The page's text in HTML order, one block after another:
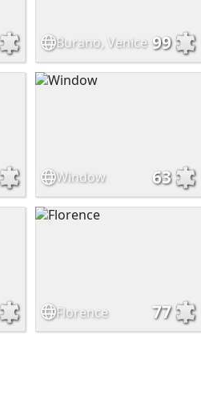
Burano, Venice 99
Window 63
Florence 77